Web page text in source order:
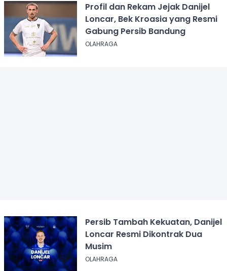
Profil dan Rekam Jejak Danijel
Loncar, Bek Kroasia yang Resmi
Gabung Persib Bandung
OLAHRAGA
Persib Tambah Kekuatan, Danijel
Loncar Resmi Dikontrak Dua
Musim
OLAHRAGA